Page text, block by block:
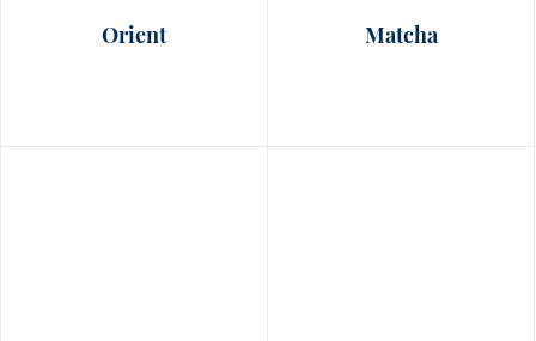
Orient Matcha